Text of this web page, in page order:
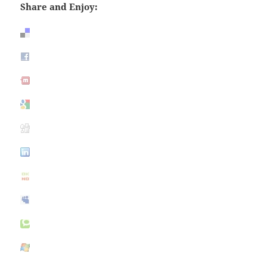
Share and Enjoy: